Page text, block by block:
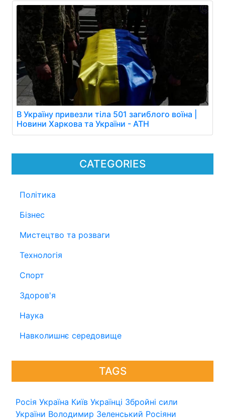
CATEGORIES
Політика
Бізнес
Мистецтво та розваги
Технологія
Спорт
Здоров'я
Наука
Навколишнє середовище
TAGS
Росія Україна Київ Українці Збройні сили
України Володимир Зеленський Росіяни
В Україну привезли тіла 501 загиблого воїна |
Новини Харкова та України - АТН